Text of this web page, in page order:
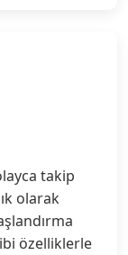
takip
olarak
özelliklerle